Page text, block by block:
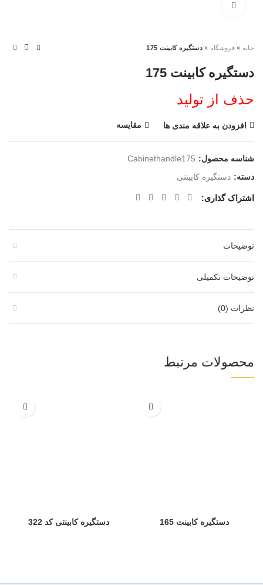
خانه »فروشگاه »دستگیره کابینت 175
دستگیره کابینت 175
حذف از تولید
افزودن به علاقه مندی ها مقایسه
شناسه محصول: Cabinethandle175
دسته: دستگیره کابینتی
اشتراک گذاری
توضیحات
توضیحات تکمیلی
نظرات (0)
محصولات مرتبط
دستگیره کابینت 165 دستگیره کابینتی کد 322